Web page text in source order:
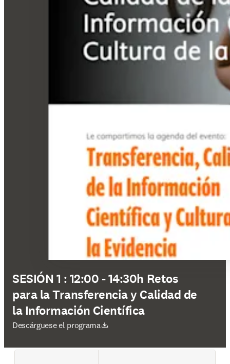
SESIÓN 1 : 12:00 - 14:30h Retos
para la Transferencia y Calidad de
la Información Científica
Descárguese el programa
se abre en una nueva pestaña/ventana